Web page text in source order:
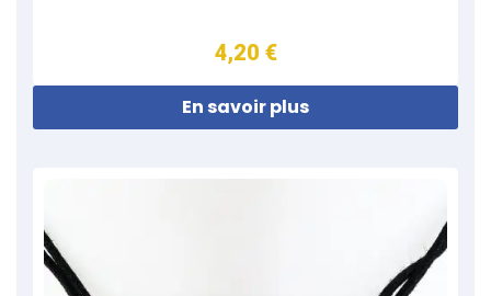
4,20 €
En savoir plus